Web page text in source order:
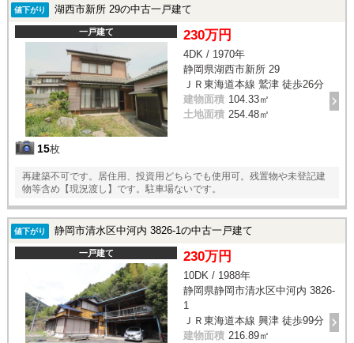
値下がり 湖西市新所 29の中古一戸建て
一戸建て
15枚
230万円
4DK / 1970年
静岡県湖西市新所 29
ＪＲ東海道本線 鷲津 徒歩26分
建物面積 104.33㎡
土地面積 254.48㎡
再建築不可です。居住用、投資用どちらでも使用可。残置物や未登記建
物等含め【現況渡し】です。駐車場ないです。
値下がり 静岡市清水区中河内 3826-1の中古一戸建て
一戸建て 230万円
10DK / 1988年
静岡県静岡市清水区中河内 3826-
1
ＪＲ東海道本線 興津 徒歩99分
建物面積 216.89㎡